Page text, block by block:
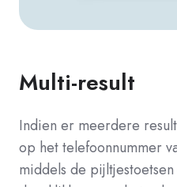
Multi-result
Indien er meerdere
op het telefoonnummer
middels de